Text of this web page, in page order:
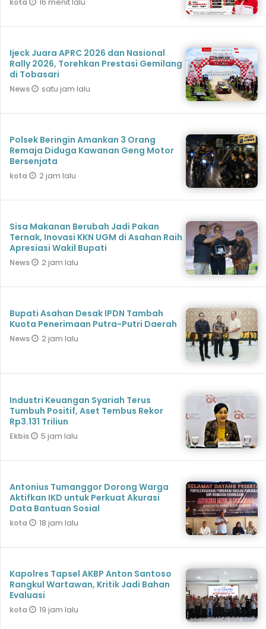
Ijeck Juara APRC 2026 dan Nasional
Rally 2026, Torehkan Prestasi Gemilang
di Tobasari
News satu jam lalu
Polsek Beringin Amankan 3 Orang
Remaja Diduga Kawanan Geng Motor
Bersenjata
kota 2 jam lalu
Sisa Makanan Berubah Jadi Pakan
Ternak, Inovasi KKN UGM di Asahan Raih
Apresiasi Wakil Bupati
News 2 jam lalu
Bupati Asahan Desak IPDN Tambah
Kuota Penerimaan Putra-Putri Daerah
News 2 jam lalu
Industri Keuangan Syariah Terus
Tumbuh Positif, Aset Tembus Rekor
Rp3.131 Triliun
Ekbis 5 jam lalu
Antonius Tumanggor Dorong Warga
Aktifkan IKD untuk Perkuat Akurasi
Data Bantuan Sosial
kota 18 jam lalu
Kapolres Tapsel AKBP Anton Santoso
Rangkul Wartawan, Kritik Jadi Bahan
Evaluasi
kota 19 jam lalu